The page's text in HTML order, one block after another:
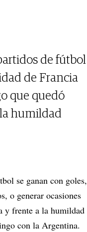
de fútbol
de Francia
que quedó
humildad
se ganan con goles,
o generar ocasiones
y frente a la humildad
con la Argentina.